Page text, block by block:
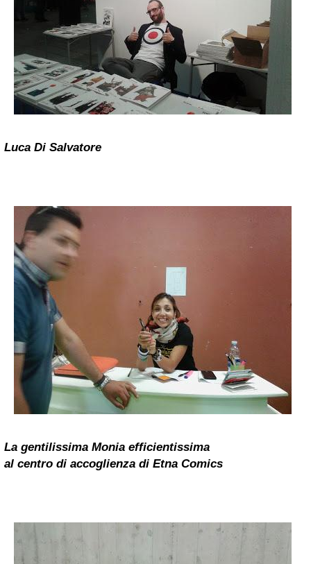
Luca Di Salvatore
La gentilissima Monia efficientissima
al centro di accoglienza di Etna Comics